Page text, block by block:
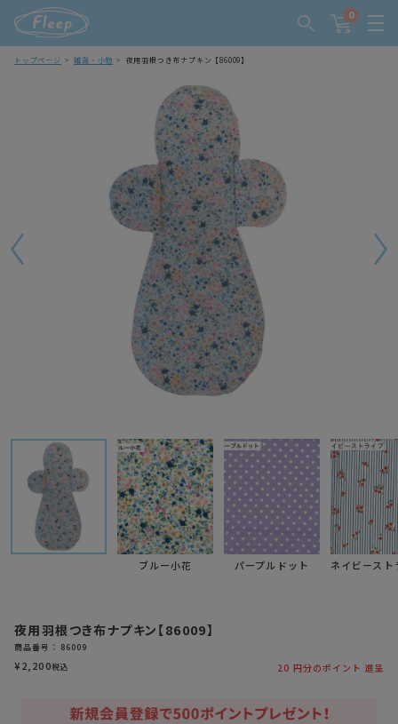
0
トップページ 雑貨・小物 夜用羽根つき布ナプキン【86009】
ブルー小花 パープルドット ネイビースト
夜用羽根つき布ナプキン【86009】
商品番号 86009
¥2,200税込 20 円分のポイント 進呈